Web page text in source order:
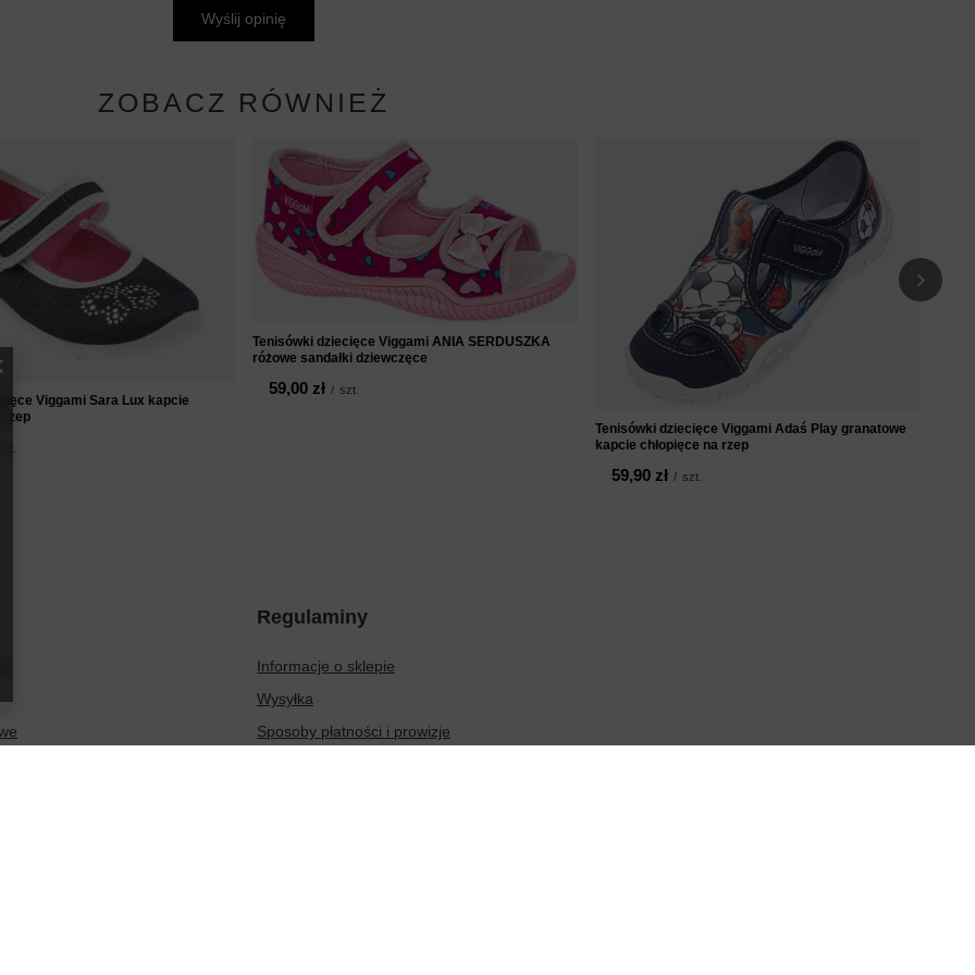
Wyślij opinię
ZOBACZ RÓWNIEŻ
Viggami Sara Lux kapcie
rzep
Tenisówki dziecięce Viggami ANIA SERDUSZKA
różowe sandałki dziewczęce
59,00 zł / szt.
Tenisówki dziecięce Viggami Adaś Play granatowe
kapcie chłopięce na rzep
59,90 zł / szt.
Regulaminy
Informacje o sklepie
Wysyłka
Sposoby płatności i prowizje